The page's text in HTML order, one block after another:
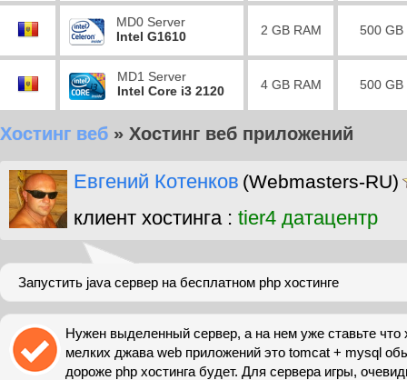
MD0 Server
Intel G1610
2 GB RAM 500 GB
MD1 Server
Intel Core i3 2120
4 GB RAM 500 GB
Хостинг веб » Хостинг веб приложений
Евгений Котенков (Webmasters-RU)
клиент хостинга : tier4 датацентр
Запустить java сервер на бесплатном php хостинге
Нужен выделенный сервер, а на нем уже ставьте что
мелких джава web приложений это tomcat + mysql
дороже php хостинга будет. Для сервера игры,